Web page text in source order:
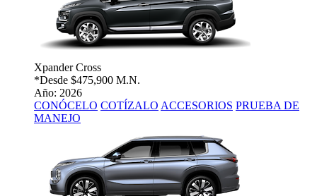
Xpander Cross
*Desde $475,900 M.N.
Año: 2026
CONÓCELO COTÍZALO ACCESORIOS PRUEBA DE
MANEJO